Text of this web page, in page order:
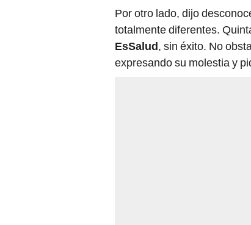
Por otro lado, dijo
totalmente diferentes.
EsSalud, sin éxito. No
expresando su molestia y